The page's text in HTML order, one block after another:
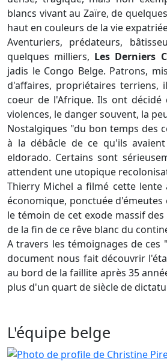
blancs vivant au Zaïre, de
haut en couleurs de la vie
Aventuriers, prédateurs,
quelques milliers, Les Derniers
jadis le Congo Belge. Patrons,
d'affaires, propriétaires terriens,
coeur de l'Afrique. Ils ont décidé
violences, le danger souvent, la
Nostalgiques "du bon temps des
à la débâcle de ce qu'ils
eldorado. Certains sont
attendent une utopique
Thierry Michel a filmé cette lente
économique, ponctuée d'émeutes
le témoin de cet exode massif
de la fin de ce rêve blanc du
A travers les témoignages de ces
document nous fait découvrir
au bord de la faillite après 35
plus d'un quart de siècle de
L'équipe belge